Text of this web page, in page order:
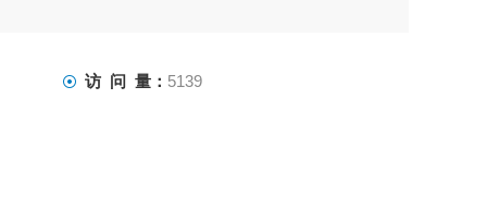
访 问 量： 5139